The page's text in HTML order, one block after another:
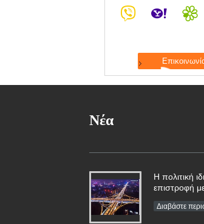
Νέα
Η πολιτική
επιστροφή
Διαβάστε